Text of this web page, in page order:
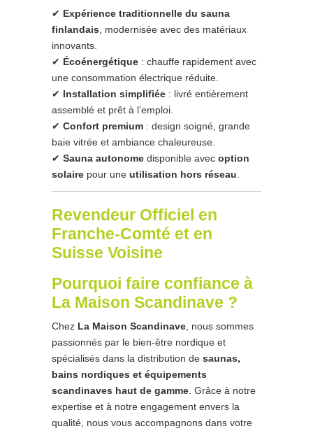
✔ Expérience traditionnelle du sauna
finlandais, modernisée avec des matériaux
innovants.
✔ Écoénergétique : chauffe rapidement avec
une consommation électrique réduite.
✔ Installation simplifiée : livré entièrement
assemblé et prêt à l’emploi.
✔ Confort premium : design soigné, grande
baie vitrée et ambiance chaleureuse.
✔ Sauna autonome disponible avec option
solaire pour une utilisation hors réseau.
Revendeur Officiel en
Franche-Comté et en
Suisse Voisine
Pourquoi faire confiance à
La Maison Scandinave ?
Chez La Maison Scandinave, nous sommes
passionnés par le bien-être nordique et
spécialisés dans la distribution de saunas,
bains nordiques et équipements
scandinaves haut de gamme. Grâce à notre
expertise et à notre engagement envers la
qualité, nous vous accompagnons dans votre